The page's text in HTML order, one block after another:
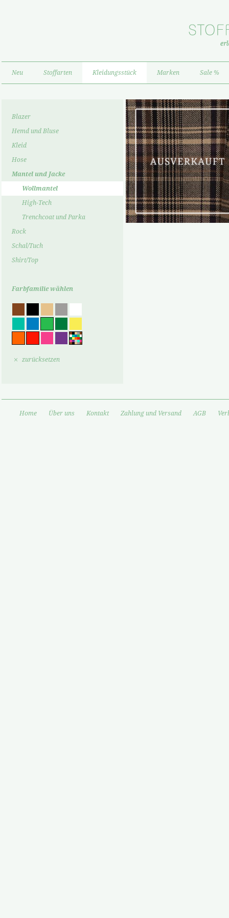
Neu Stoffarten Kleidungsstück Marken Sale %
Blazer
Hemd und Bluse
Kleid
Hose
Mantel und Jacke
Wollmantel
High-Tech
Trenchcoat und Parka
Rock
Schal/Tuch
Shirt/Top
Farbfamilie wählen
zurücksetzen
Home Über uns Kontakt Zahlung und Versand AGB